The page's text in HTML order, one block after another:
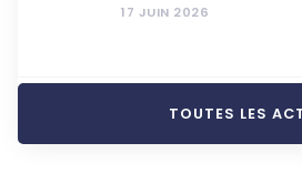
17 JUIN 2026
TOUTES LES